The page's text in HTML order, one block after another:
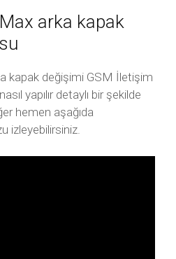
arka kapak
kapak değişimi GSM İletişim
yapılır detaylı bir şekilde
hemen aşağıda
izleyebilirsiniz.